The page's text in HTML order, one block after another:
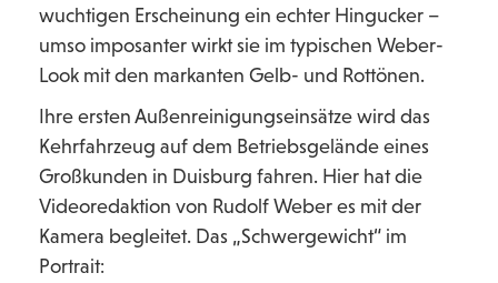
wuchtigen Erscheinung ein echter Hingucker –
umso imposanter wirkt sie im typischen Weber-
Look mit den markanten Gelb- und Rottönen.
Ihre ersten Außenreinigungseinsätze wird das
Kehrfahrzeug auf dem Betriebsgelände eines
Großkunden in Duisburg fahren. Hier hat die
Videoredaktion von Rudolf Weber es mit der
Kamera begleitet. Das „Schwergewicht“ im
Portrait: